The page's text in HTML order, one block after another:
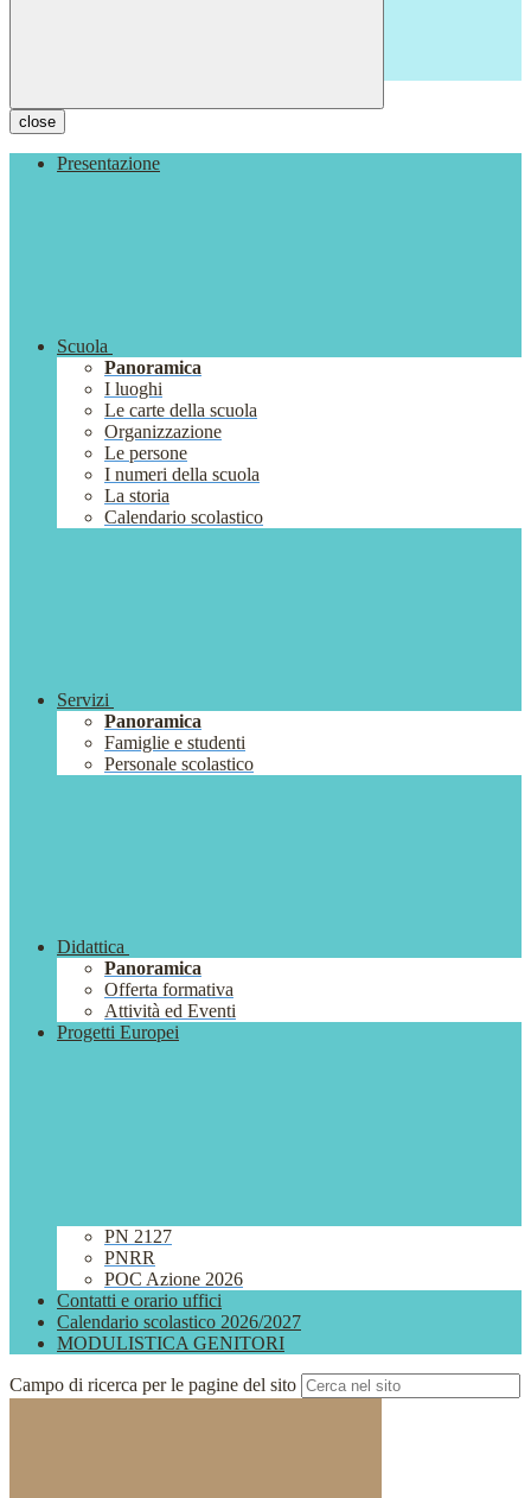
close
Presentazione
Scuola
Panoramica
I luoghi
Le carte della scuola
Organizzazione
Le persone
I numeri della scuola
La storia
Calendario scolastico
Servizi
Panoramica
Famiglie e studenti
Personale scolastico
Didattica
Panoramica
Offerta formativa
Attività ed Eventi
Progetti Europei
PN 2127
PNRR
POC Azione 2026
Contatti e orario uffici
Calendario scolastico 2026/2027
MODULISTICA GENITORI
Campo di ricerca per le pagine del sito